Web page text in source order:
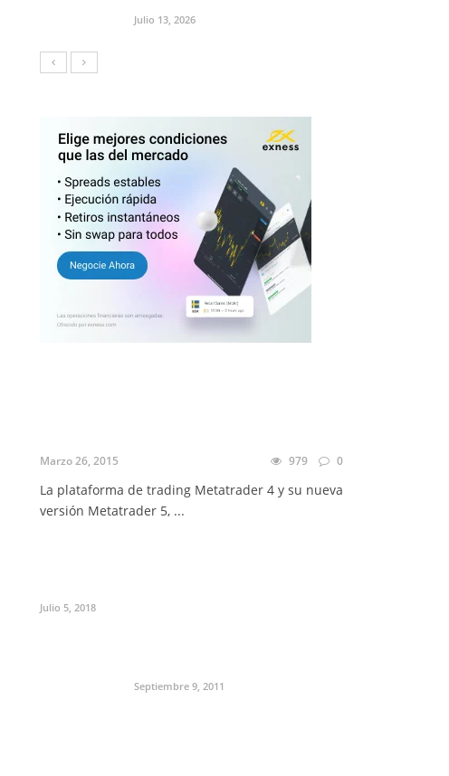
Julio 13, 2026
Marzo 26, 2015 979 0
La plataforma de trading Metatrader 4 y su nueva
versión Metatrader 5, ...
Julio 5, 2018
Septiembre 9, 2011